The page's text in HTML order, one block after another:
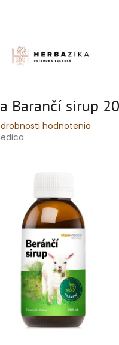
Barančí sirup
hodnotenia